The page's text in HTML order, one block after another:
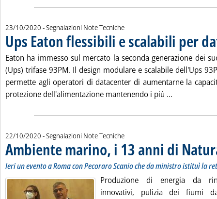
23/10/2020 - Segnalazioni Note Tecniche
Ups Eaton flessibili e scalabili per
. Pubblicata venerdì 23 ottobre 2020 alle 11.5.
Eaton ha immesso sul mercato la seconda generazione dei
(Ups) trifase 93PM. Il design modulare e scalabile dell'Ups
permette agli operatori di datacenter di aumentarne la
protezione dell'alimentazione mantenendo i più ...
22/10/2020 - Segnalazioni Note Tecniche
Ambiente marino, i 13 anni di
Ieri un evento a Roma con Pecoraro Scanio che da ministro istituì la
Produzione di energia da
innovativi, pulizia dei fiumi